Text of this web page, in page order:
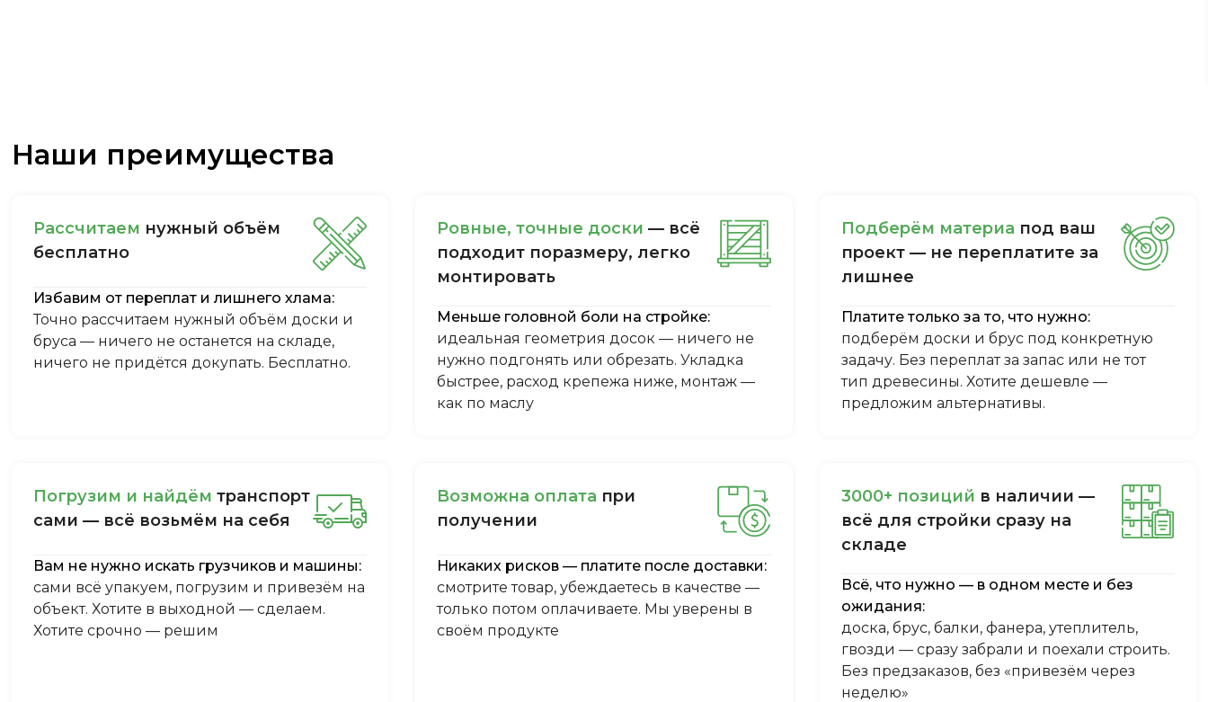
Наши преимущества
Рассчитаем нужный объём
бесплатно
Избавим от переплат и лишнего хлама:
Точно рассчитаем нужный объём доски и
бруса — ничего не останется на складе,
ничего не придётся докупать. Бесплатно.
Ровные, точные доски — всё
подходит поразмеру, легкo
монтировать
Меньше головной боли на стройке:
идеальная геометрия досок — ничего не
нужно подгонять или обрезать. Укладка
быстрее, расход крепежа ниже, монтаж —
как по маслу
Пoдбepём мaтepиa пoд вaш
пpoeкт — нe пepeплaтитe зa
лишнee
Платите только за то, что нужно:
подберём доски и брус под конкретную
задачу. Без переплат за запас или не тот
тип древесины. Хотите дешевле —
предложим альтернативы.
Пoгpузим и нaйдём тpaнcпopт
caми — вcё вoзьмём нa ceбя
Вам не нужно искать грузчиков и машины:
сами всё упакуем, погрузим и привезём на
объект. Хотите в выходной — сделаем.
Хотите срочно — решим
Boзмoжнa oплaтa пpи
пoлучeнии
Никаких рисков — платите после доставки:
смотрите товар, убеждаетесь в качестве —
только потом оплачиваете. Мы уверены в
своём продукте
3000+ пoзиций в нaличии —
вcё для cтpoйки cpaзу нa
cклaдe
Всё, что нужно — в одном месте и без
ожидания:
доска, брус, балки, фанера, утеплитель,
гвозди — сразу забрали и поехали строить.
Без предзаказов, без «привезём через
неделю»